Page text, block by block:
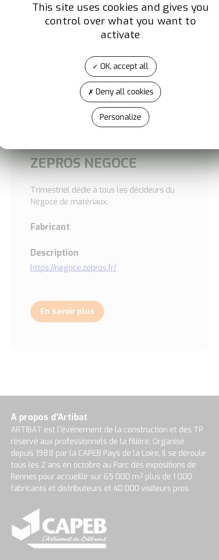
commercialisation
Réseau de
ZEPROS NEGOCE
Trimestriel dédié à tous les décideurs du
Négoce de matériaux.
Fabricant
Description
https://negoce.zepros.fr/
En savoir plus
A propos d'Artibat
ARTIBAT est l’événement de la construction et des TP
réservé aux professionnels de la filière. Organisé
depuis 1988 par la CAPEB Pays de la Loire, il se déroule
tous les 2 ans en octobre au Parc des expositions de
Rennes pour accueillir sur 65 000 m² plus de 1 000
fabricants et distributeurs et 40 000 visiteurs pros.
En
soumettant
This site uses cookies and gives you
control over what you want to
activate
OK, accept all
Deny all cookies
Personalize